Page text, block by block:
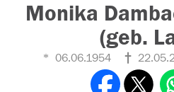
Monika
(geb.
06.06.1954